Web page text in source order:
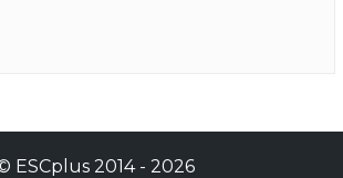
ESCplus2014 - 2026